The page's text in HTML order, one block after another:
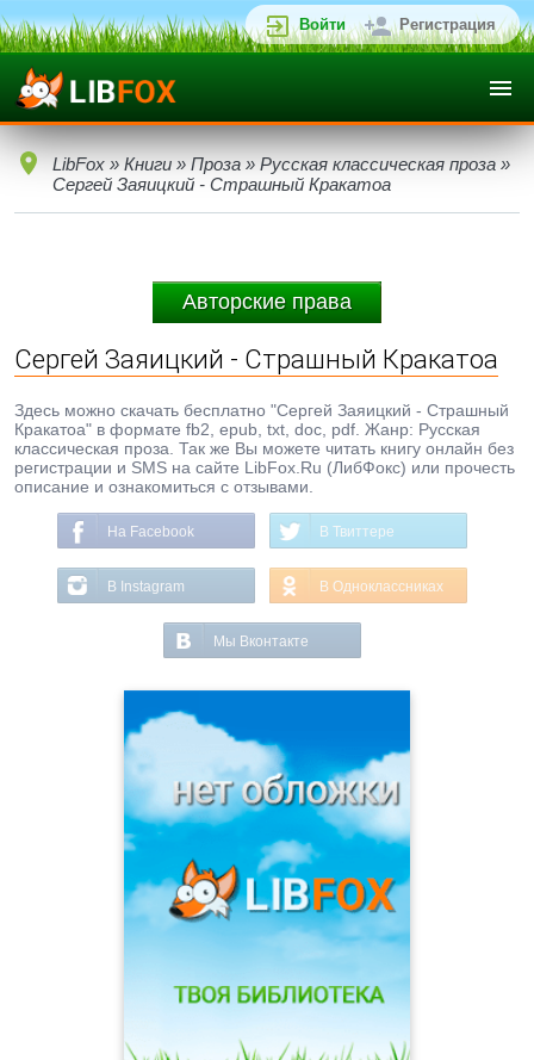
Войти Регистрация
LibFox » Книги » Проза » Русская классическая проза »
Сергей Заяицкий - Страшный Кракатоа
Авторские права
Сергей Заяицкий - Страшный Кракатоа
Здесь можно скачать бесплатно "Сергей Заяицкий - Страшный
Кракатоа" в формате fb2, epub, txt, doc, pdf. Жанр: Русская
классическая проза. Так же Вы можете читать книгу онлайн без
регистрации и SMS на сайте LibFox.Ru (ЛибФокс) или прочесть
описание и ознакомиться с отзывами.
На Facebook В Твиттере
В Instagram В Одноклассниках
Мы Вконтакте